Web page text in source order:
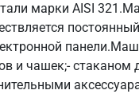
марки AISI
и чашек;-